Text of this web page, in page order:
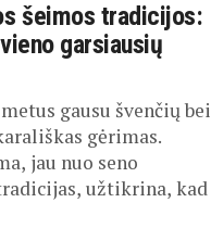
šeimos tradicijos:
garsiausių
gausu švenčių bei
gėrimas.
jau nuo seno
užtikrina, kad